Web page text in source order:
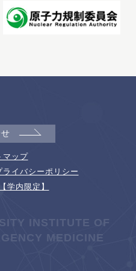
マップ
イバシーポリシー
学内限定】
INSTITUTE OF
MEDICINE